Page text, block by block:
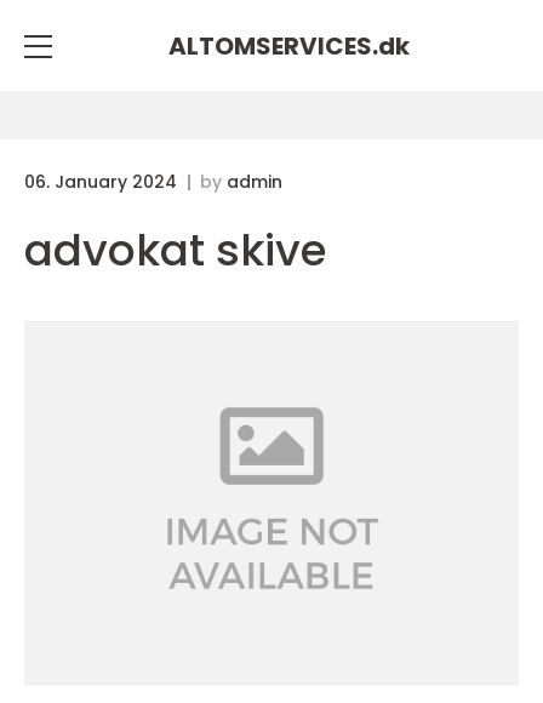
ALTOMSERVICES.dk
06. January 2024 by admin
advokat skive